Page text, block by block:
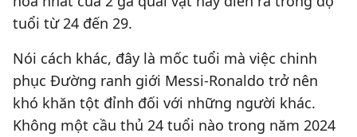
tuổi từ 24 đến 29.
Nói cách khác, đây là mốc tuổi mà việc chinh
phục Đường ranh giới Messi-Ronaldo trở nên
khó khăn tột đỉnh đối với những người khác.
Không một cầu thủ 24 tuổi nào trong năm 2024